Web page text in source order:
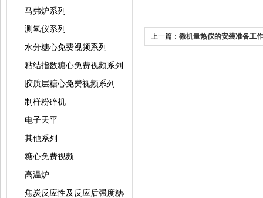
马弗炉系列
测氢仪系列
水分糖心免费视频系列
粘结指数糖心免费视频系列
胶质层糖心免费视频系列
制样粉碎机
电子天平
其他系列
糖心免费视频
高温炉
焦炭反应性及反应后强度糖心免费视频
上一篇： 微机量热仪的安装准备工